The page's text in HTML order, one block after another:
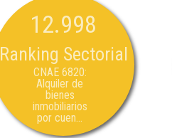
12.998
Ranking Sectorial
CNAE 6820:
Alquiler de
bienes
inmobiliarios
por cuen...